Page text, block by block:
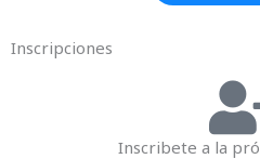
Inscripciones
Inscribete a la